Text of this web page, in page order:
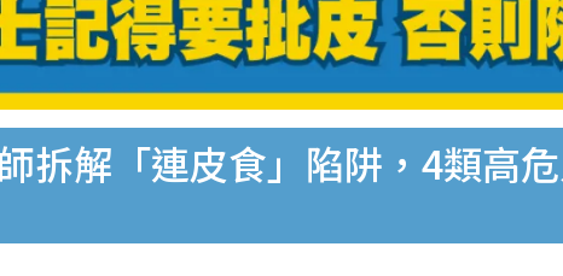
拆解「連皮食」陷阱，4類高